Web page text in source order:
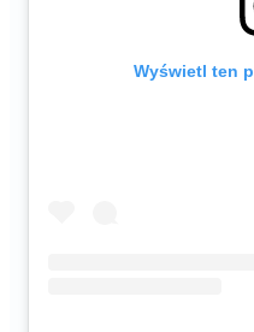
Wyświetl ten